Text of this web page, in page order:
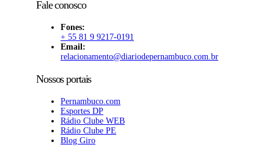
Fale conosco
Fones:
+ 55 81 9 9217-0191
Email:
relacionamento@diariodepernambuco.com.br
Nossos portais
Pernambuco.com
Esportes DP
Rádio Clube WEB
Rádio Clube PE
Blog Giro